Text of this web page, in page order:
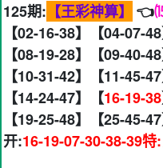
125期: 【王彩神算】 👈
【02-16-38】【04-07-
【08-19-28】【09-40-
【10-31-42】【11-45-
【14-24-47】【16-19-38
【19-25-48】【25-45-
开:16-19-07-30-38-39特